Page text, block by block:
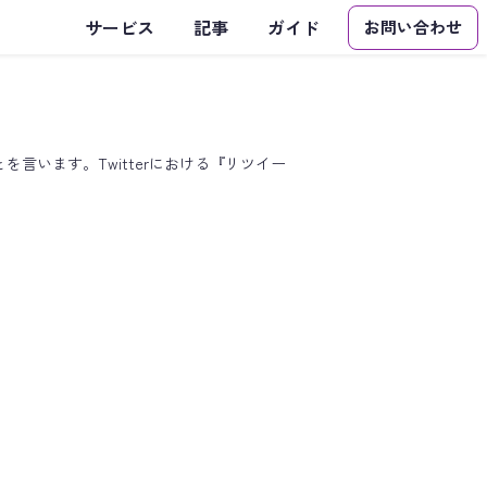
サービス 記事 ガイド お問い合わせ
言います。Twitterにおける『リツイー